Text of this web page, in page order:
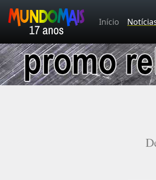
Início